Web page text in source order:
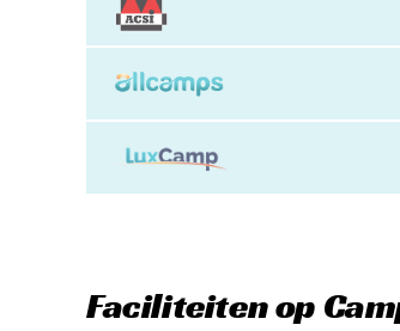
Faciliteitenop